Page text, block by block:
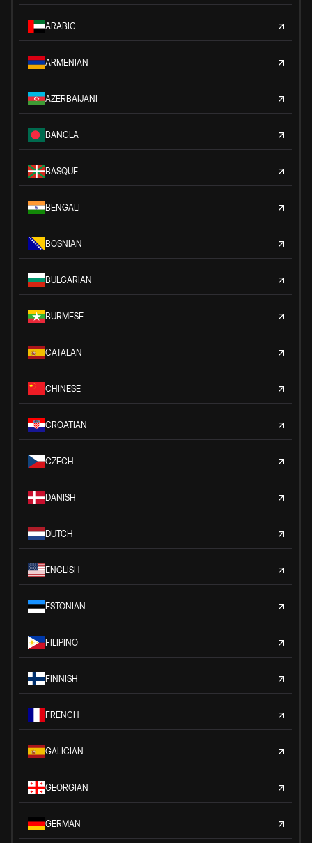
ARABIC
ARMENIAN
AZERBAIJANI
BANGLA
BASQUE
BENGALI
BOSNIAN
BULGARIAN
BURMESE
CATALAN
CHINESE
CROATIAN
CZECH
DANISH
DUTCH
ENGLISH
ESTONIAN
FILIPINO
FINNISH
FRENCH
GALICIAN
GEORGIAN
GERMAN